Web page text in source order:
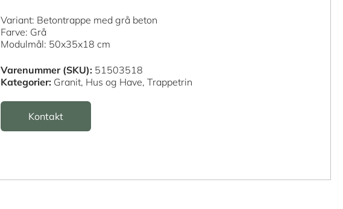
Variant: Betontrappe med grå beton
Farve: Grå
Modulmål: 50x35x18 cm
Varenummer (SKU): 51503518
Kategorier: Granit, Hus og Have,Trappetrin
Kontakt